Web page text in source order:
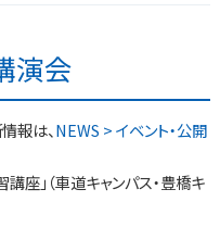
演会
報は、NEWS > イベント・公開
座」（車道キャンパス・豊橋キ